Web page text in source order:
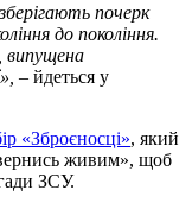
почерк
до покоління.
випущена
– йдеться у
«Зброєносці», який
живим», щоб
ЗСУ.